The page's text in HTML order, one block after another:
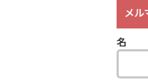
メル
名